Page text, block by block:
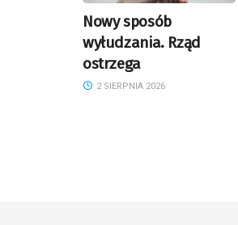
Nowy sposób
wyłudzania. Rząd
ostrzega
2 SIERPNIA 2026